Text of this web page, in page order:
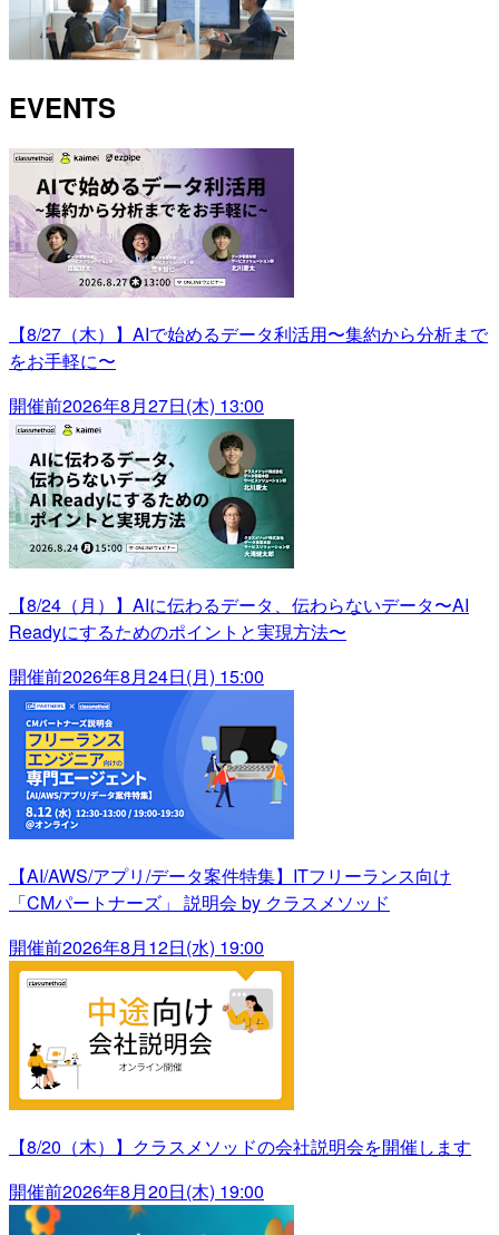
EVENTS
【8/27（木）】AIで始めるデータ利活用〜集約から分析まで
をお手軽に〜
開催前2026年8月27日(木) 13:00
【8/24（月）】AIに伝わるデータ、伝わらないデータ〜AI
Readyにするためのポイントと実現方法〜
開催前2026年8月24日(月) 15:00
【AI/AWS/アプリ/データ案件特集】ITフリーランス向け
「CMパートナーズ」 説明会 by クラスメソッド
開催前2026年8月12日(水) 19:00
【8/20（木）】クラスメソッドの会社説明会を開催します
開催前2026年8月20日(木) 19:00